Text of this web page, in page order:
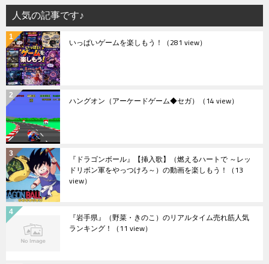
人気の記事です♪
いっぱいゲームを楽しもう！ （281 view）
ハングオン（アーケードゲーム◆セガ） （14 view）
『ドラゴンボール』【挿入歌】（燃えるハートで ～レッ
ドリボン軍をやっつけろ～）の動画を楽しもう！ （13
view）
『岩手県』（野菜・きのこ）のリアルタイム売れ筋人気
ランキング！ （11 view）